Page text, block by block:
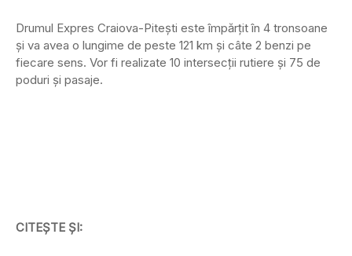
Drumul Expres Craiova-Pitești este împărțit în 4 tronsoane
și va avea o lungime de peste 121 km și câte 2 benzi pe
fiecare sens. Vor fi realizate 10 intersecții rutiere și 75 de
poduri și pasaje.
CITEȘTE ȘI: